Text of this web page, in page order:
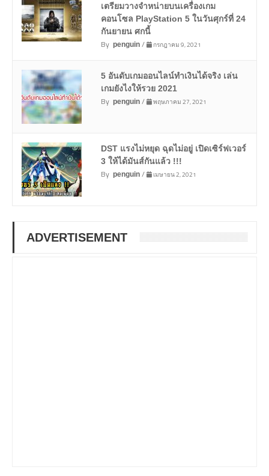
เตรียมวางจำหน่ายบนเครื่องเกม
คอนโซล PlayStation 5 ในวันศุกร์ที่ 24
กันยายน ศกนี้
By penguin/ กรกฎาคม 9, 2021
5 อันดับเกมออนไลน์ทำเงินได้จริง เล่น
เกมยังไงให้รวย 2021
By penguin/ พฤษภาคม 27, 2021
DST แรงไม่หยุด ฉุดไม่อยู่ เปิดเซิร์ฟเวอร์
3 ให้ได้มันส์กันแล้ว !!!
By penguin/ เมษายน 2, 2021
ADVERTISEMENT